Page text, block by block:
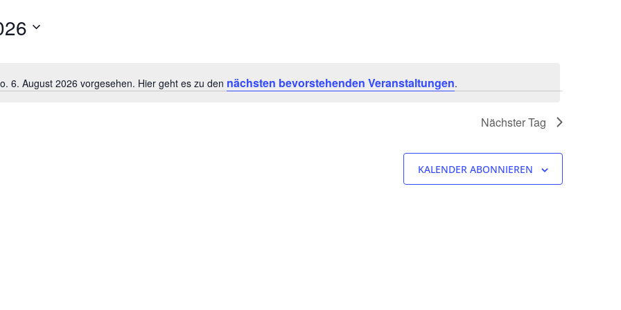
Hinweis
6. August 2026 vorgesehen. Hier geht es zu den nächsten bevorstehenden Veranstaltungen.
Nächster Tag
KALENDER ABONNIEREN